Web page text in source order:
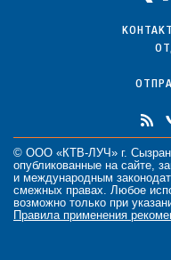
© ООО «КТВ-ЛУЧ» г.
опубликованные на сайте,
и международным
смежных правах. Любое
возможно только при
Правила применения